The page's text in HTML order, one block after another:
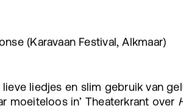
(Karavaan Festival, Alkmaar)
lieve liedjes en slim gebruik van
moeiteloos in’ Theaterkrant over